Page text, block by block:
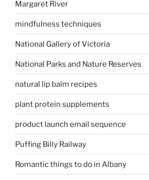
Margaret River
mindfulness techniques
National Gallery of Victoria
National Parks and Nature Reserves
natural lip balm recipes
plant protein supplements
product launch email sequence
Puffing Billy Railway
Romantic things to do in Albany